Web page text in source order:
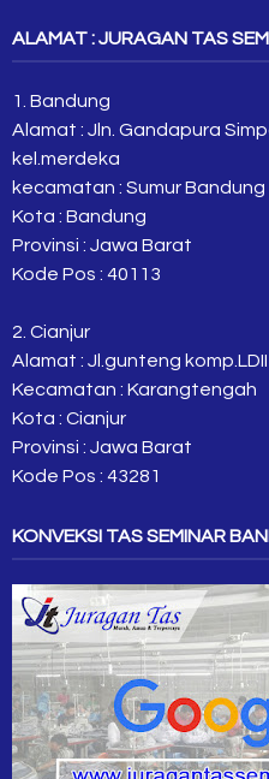
ALAMAT : JURAGAN TAS
1. Bandung
Alamat : Jln. Gandapura
kel.merdeka
kecamatan : Sumur Bandung
Kota : Bandung
Provinsi : Jawa Barat
Kode Pos : 40113
2. Cianjur
Alamat : Jl.gunteng
Kecamatan : Karangtengah
Kota : Cianjur
Provinsi : Jawa Barat
Kode Pos : 43281
KONVEKSI TAS SEMINAR